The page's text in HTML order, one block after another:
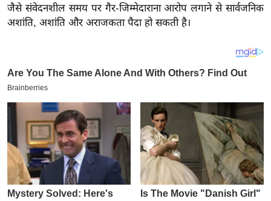
य
ब
खे
ल
क्रि
ट
I
P
L
जैसे संवेदनशील समय पर गैर-जिम्मेदाराना आरोप लगाने से सार्वजनिक
अशांति, अशांति और अराजकता पैदा हो सकती है।